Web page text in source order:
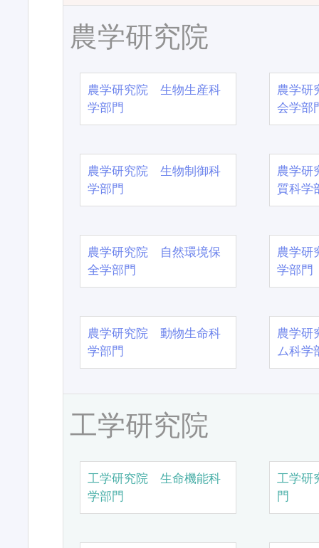
農学研究院
農学研究院 生物生産科
学部門
農学
会学部
農学研究院 生物制御科
学部門
農学
質科学
農学研究院 自然環境保
全学部門
農学
学部門
農学研究院 動物生命科
学部門
農学
ム科学
工学研究院
工学研究院 生命機能科
学部門
工学研
門